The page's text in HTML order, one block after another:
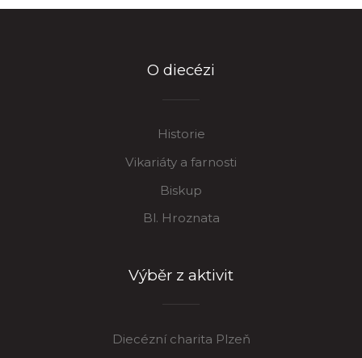
O diecézi
Historie
Vikariáty a farnosti
Biskup
Bl. Hroznata
Výběr z aktivit
Diecézní charita Plzeň